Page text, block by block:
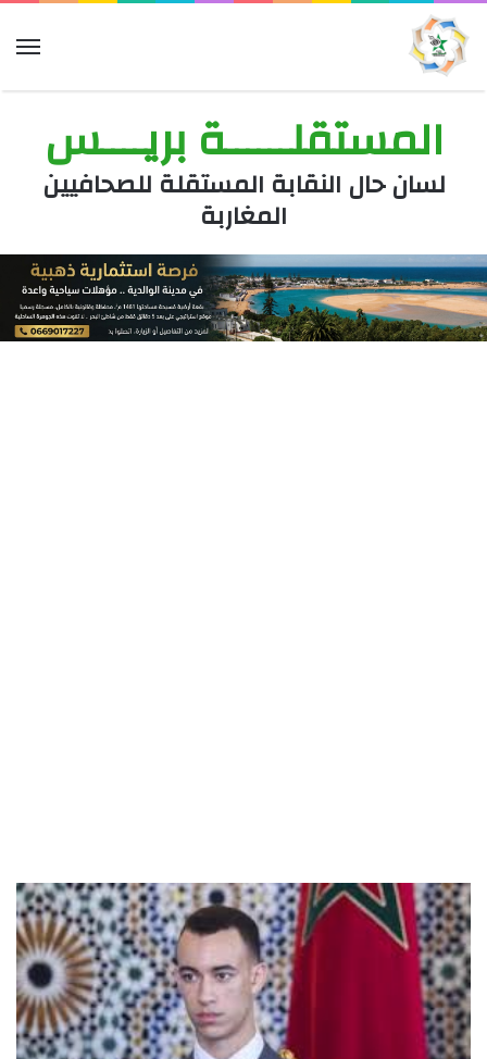
المستقلــــــة بريــــس
لسان حال النقابة المستقلة للصحافيين
المغاربة